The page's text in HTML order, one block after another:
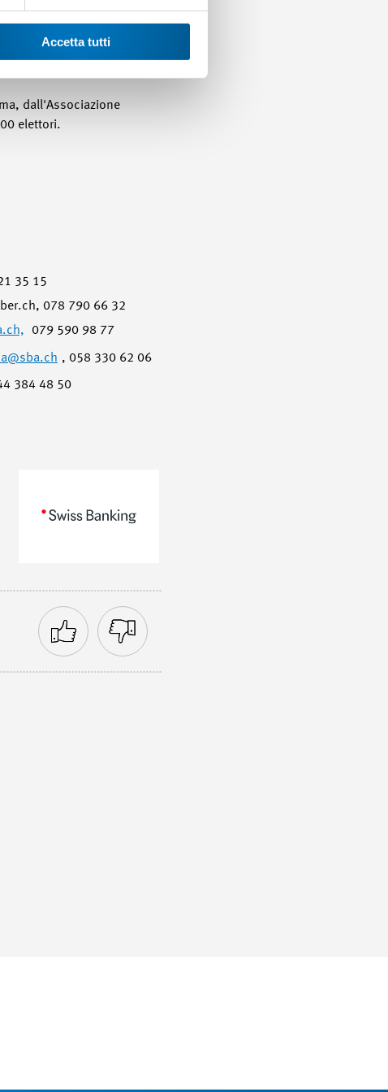
Accetta tutti
dall'Associazione
elettori.
35 15
078 790 66 32
079 590 98 77
@sba.ch , 058 330 62 06
384 48 50